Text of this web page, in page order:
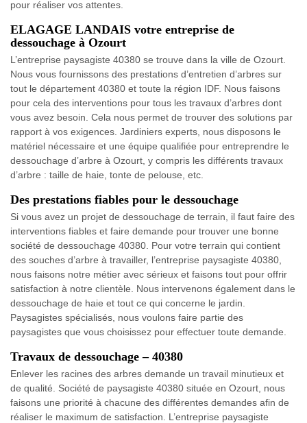
pour réaliser vos attentes.
ELAGAGE LANDAIS votre entreprise de
dessouchage à Ozourt
L’entreprise paysagiste 40380 se trouve dans la ville de Ozourt.
Nous vous fournissons des prestations d’entretien d’arbres sur
tout le département 40380 et toute la région IDF. Nous faisons
pour cela des interventions pour tous les travaux d’arbres dont
vous avez besoin. Cela nous permet de trouver des solutions par
rapport à vos exigences. Jardiniers experts, nous disposons le
matériel nécessaire et une équipe qualifiée pour entreprendre le
dessouchage d’arbre à Ozourt, y compris les différents travaux
d’arbre : taille de haie, tonte de pelouse, etc.
Des prestations fiables pour le dessouchage
Si vous avez un projet de dessouchage de terrain, il faut faire des
interventions fiables et faire demande pour trouver une bonne
société de dessouchage 40380. Pour votre terrain qui contient
des souches d’arbre à travailler, l’entreprise paysagiste 40380,
nous faisons notre métier avec sérieux et faisons tout pour offrir
satisfaction à notre clientèle. Nous intervenons également dans le
dessouchage de haie et tout ce qui concerne le jardin.
Paysagistes spécialisés, nous voulons faire partie des
paysagistes que vous choisissez pour effectuer toute demande.
Travaux de dessouchage – 40380
Enlever les racines des arbres demande un travail minutieux et
de qualité. Société de paysagiste 40380 située en Ozourt, nous
faisons une priorité à chacune des différentes demandes afin de
réaliser le maximum de satisfaction. L’entreprise paysagiste